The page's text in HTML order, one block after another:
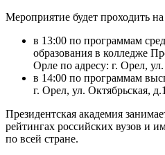
Мероприятие будет проходить
в 13:00 по программам
образования в колледже
Орле по адресу: г. Орел,
в 14:00 по программам
г. Орел, ул. Октябрьская,
Президентская академия
рейтингах российских вузов и
по всей стране.